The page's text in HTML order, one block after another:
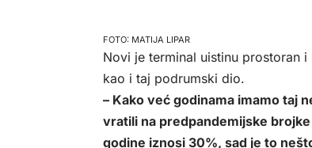
MATIJA LIPAR
Novi je terminal uistinu prostoran
kao i taj podrumski dio.
– Kako već godinama imamo taj
vratili na predpandemijske
godine iznosi 30%, sad je to